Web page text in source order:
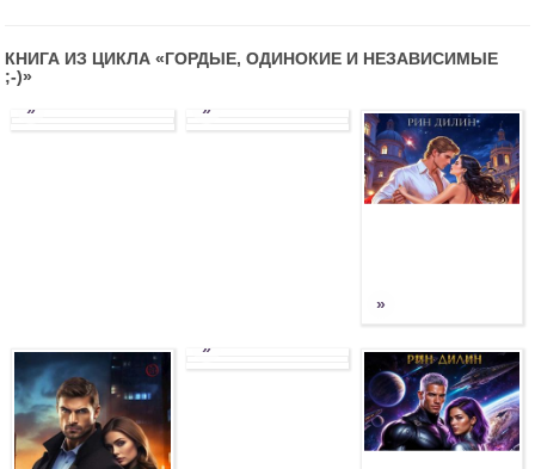
КНИГА ИЗ ЦИКЛА «ГОРДЫЕ, ОДИНОКИЕ И НЕЗАВИСИМЫЕ
;-)»
»
»
»
»